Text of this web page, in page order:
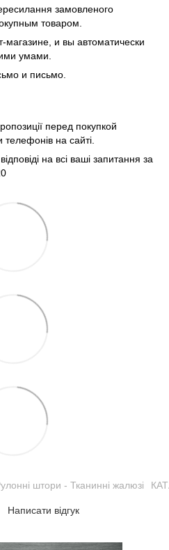
замовленого
товаром.
и вы автоматически
умами.
и письмо.
перед покупкой
на сайті.
на всі ваші запитання за
штори - Тканинні жалюзі
Написати відгук